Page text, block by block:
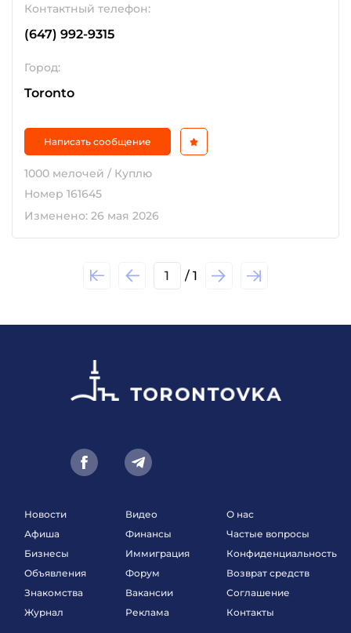
Контактный телефон:
(647) 992-9315
Город:
Toronto
Написать сообщение
1000 мелочей / Куплю
Номер 161645
Изменено: 26 мая 2026
1 / 1
Новости
Афиша
Бизнесы
Объявления
Знакомства
Журнал
Видео
Финансы
Иммиграция
Форум
Вакансии
Реклама
О нас
Частые вопросы
Конфиденциальность
Возврат средств
Соглашение
Контакты